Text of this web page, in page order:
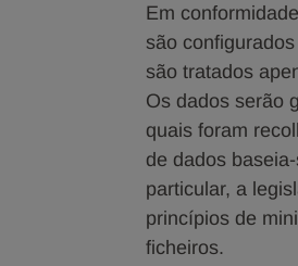
Em
são
são tratados
Os dados serão
quais foram
de dados
particular, a
princípios de
ficheiros.